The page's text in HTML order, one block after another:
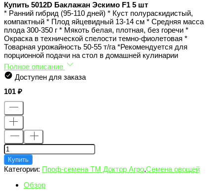
Купить 5012D Баклажан Эскимо F1 5 шт
* Ранний гибрид (95-110 дней) * Куст полураскидистый,
компактный * Плод яйцевидный 13-14 см * Средняя масса
плода 300-350 г * Мякоть белая, плотная, без горечи *
Окраска в технической спелости темно-фиолетовая *
Товарная урожайность 50-55 т/га *Рекомендуется для
порционной подачи на стол в домашней кулинарии
Полное описание
Доступен для заказа
101
Купить
Категории: Проф-семена ТМ Доктор Агро,Семена овощей
Обзор